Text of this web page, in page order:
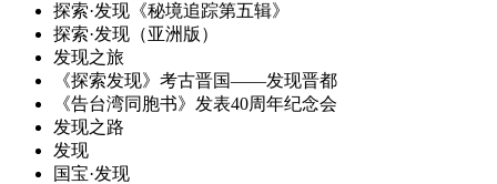
探索·发现《秘境追踪第五辑》
探索·发现（亚洲版）
发现之旅
《探索发现》考古晋国——发现晋都
《告台湾同胞书》 发表40周年纪念会
发现之路
发现
国宝·发现